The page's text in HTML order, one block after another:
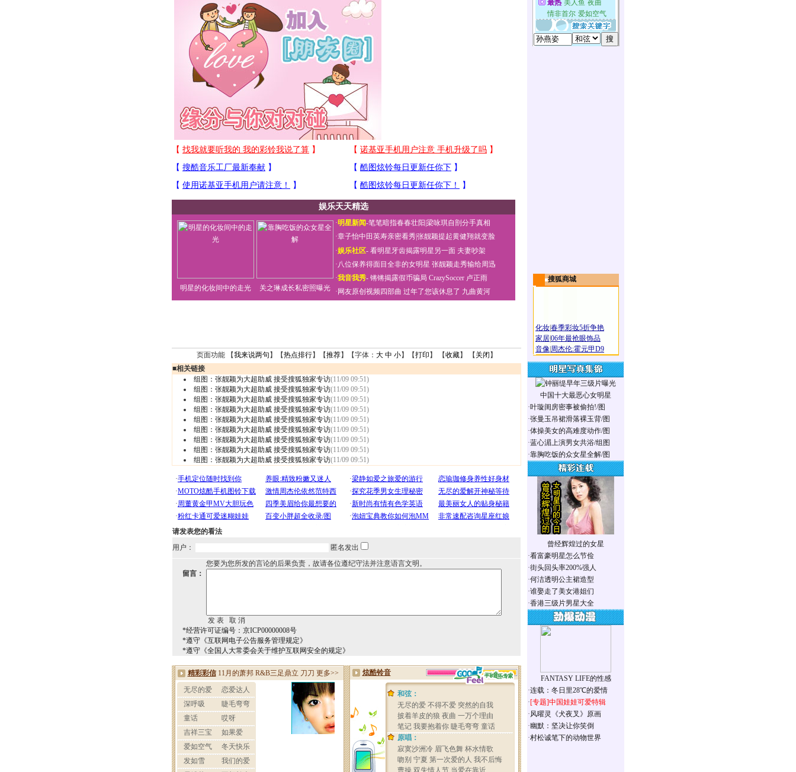
娱乐天天精选
明星的化妆间中的走光 关之琳成长私密照曝光
·明星新闻-笔笔暗指春春壮阳 梁咏琪自剖分手真相
·章子怡中田英寿亲密看秀张靓颖提起黄健翔就变脸
·娱乐社区- 看明星牙齿揭露明星另一面 夫妻吵架
·八位保养得面目全非的女明星 张靓颖走秀输给周迅
·我音我秀- 锵锵揭露假币骗局 CrazySoccer 卢正雨
· 网友原创视频四部曲 过年了您该休息了 九曲黄河
页面功能 【我来说两句 】【热点排行】【推荐】【字体： 大 中 小】【打印 】 【收藏】 【 关闭 】
■相关链接
组图：张靓颖为大超助威 接受搜狐独家专访(11/09 09:51)
组图：张靓颖为大超助威 接受搜狐独家专访(11/09 09:51)
组图：张靓颖为大超助威 接受搜狐独家专访(11/09 09:51)
组图：张靓颖为大超助威 接受搜狐独家专访(11/09 09:51)
组图：张靓颖为大超助威 接受搜狐独家专访(11/09 09:51)
组图：张靓颖为大超助威 接受搜狐独家专访(11/09 09:51)
组图：张靓颖为大超助威 接受搜狐独家专访(11/09 09:51)
组图：张靓颖为大超助威 接受搜狐独家专访(11/09 09:51)
组图：张靓颖为大超助威 接受搜狐独家专访(11/09 09:51)
请发表您的看法
用户：
匿名发出
您要为您所发的言论的后果负责，故请各位遵纪守法并注意语言文明。
留言：
*经营许可证编号：京ICP00000008号
*遵守《互联网电子公告服务管理规定》
*遵守《全国人大常委会关于维护互联网安全的规定》
搜狐商城
化妆春季彩妆5折争艳
家居06年最抢眼饰品
音像 周杰伦:霍元甲D9
中国十大最恶心女明星
·叶璇闺房密事被偷拍!/图
·张曼玉吊裙滑落裸玉背/图
·体操美女的高难度动作/图
·蓝心湄上演男女共浴/组图
·靠胸吃饭的众女星全解/图
曾经辉煌过的女星
·看富豪明星怎么节俭
·街头回头率200%强人
·何洁透明公主裙造型
·谁娶走了美女港姐们
·香港三级片男星大全
FANTASY LIFE的性感
·连载：冬日里28℃的爱情
·[专题]中国娃娃可爱特辑
·风曜灵《犬夜叉》原画
·幽默：坚决让你笑倒
·村松诚笔下的动物世界